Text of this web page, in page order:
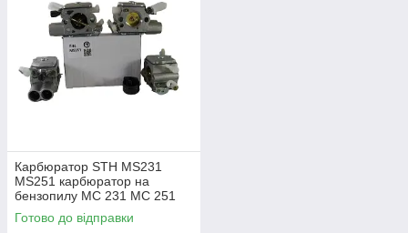
Карбюратор STH MS231
MS251 карбюратор на
бензопилу МС 231 МС 251
C1Q-S295 C1Q-S296
11431200601 11431200631
Готово до відправки